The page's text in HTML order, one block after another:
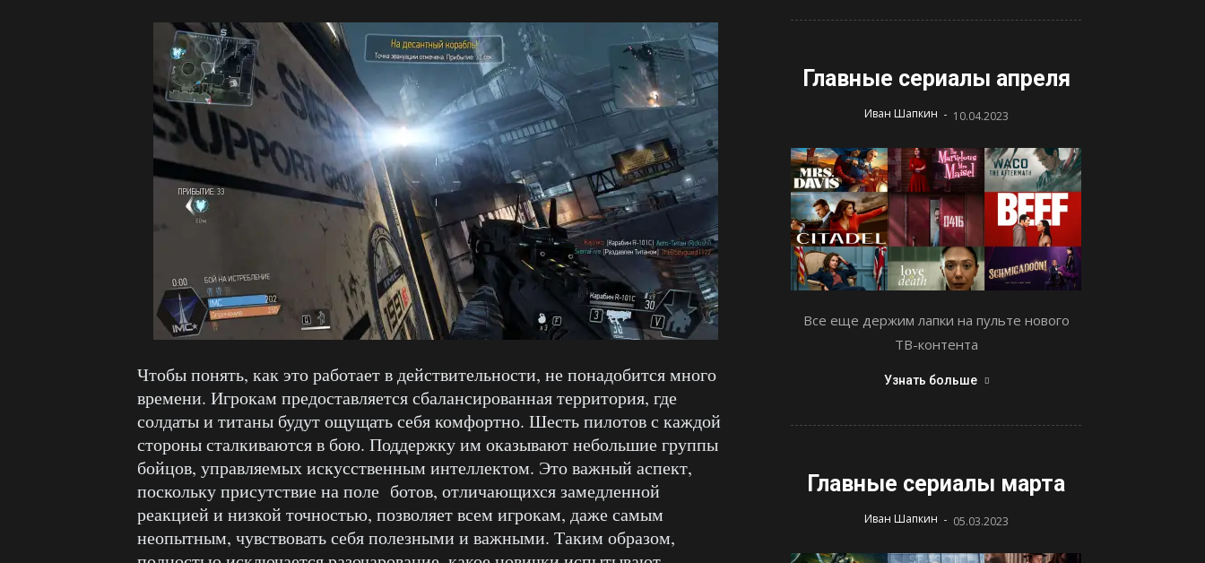
Чтобы понять, как это работает в действительности, не понадобится много
времени. Игрокам предоставляется сбалансированная территория, где
солдаты и титаны будут ощущать себя комфортно. Шесть пилотов с каждой
стороны сталкиваются в бою. Поддержку им оказывают небольшие группы
бойцов, управляемых искусственным интеллектом. Это важный аспект,
поскольку присутствие на поле ботов, отличающихся замедленной
реакцией и низкой точностью, позволяет всем игрокам, даже самым
неопытным, чувствовать себя полезными и важными. Таким образом,
Главные сериалы апреля
Иван Шапкин - 10.04.2023
Все еще держим лапки на пульте нового
ТВ-контента
Узнать больше
Главные сериалы марта
Иван Шапкин - 05.03.2023